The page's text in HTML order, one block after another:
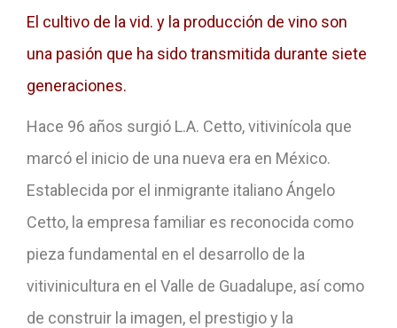
El cultivo de la vid. y la producción de vino son
una pasión que ha sido transmitida durante siete
generaciones.
Hace 96 años surgió L.A. Cetto, vitivinícola que
marcó el inicio de una nueva era en México.
Establecida por el inmigrante italiano Ángelo
Cetto, la empresa familiar es reconocida como
pieza fundamental en el desarrollo de la
vitivinicultura en el Valle de Guadalupe, así como
de construir la imagen, el prestigio y la